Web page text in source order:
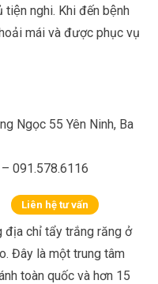
nghi. Khi đến bệnh
mái và được phục vụ
Ngọc 55 Yên Ninh, Ba
091.578.6116
Liên hệ tư vấn
địa chỉ tẩy trắng răng ở
Đây là một trung tâm
toàn quốc và hơn 15